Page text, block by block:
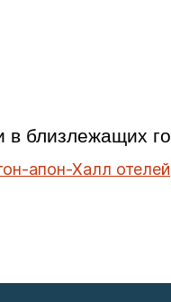
в близлежащих
апон-Халл отелей